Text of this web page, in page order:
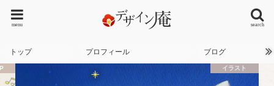
search
menu
トップ プロフィール ブログ
イラスト